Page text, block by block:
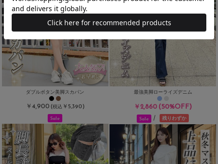
ダブルボタン美脚スカパン
￥4,900 (税込 ￥5,390)
最強美脚ローライズデニム
￥2,860(50%OFF)
Sale Sale / 残りわずか